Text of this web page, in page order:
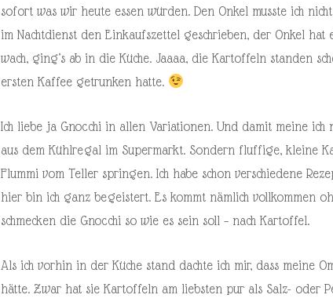
sofort was wir heute essen würden. Den Onkel musste ich
im Nachtdienst den Einkaufszettel geschrieben, der Onkel
wach, ging’s ab in die Küche. Jaaaa, die Kartoffeln standen
ersten Kaffee getrunken hatte.
Ich liebe ja Gnocchi in allen Variationen. Und damit meine
aus dem Kühlregal im Supermarkt. Sondern fluffige, kleine
Flummi vom Teller springen. Ich habe schon verschiedene
hier bin ich ganz begeistert. Es kommt nämlich vollkommen
schmecken die Gnocchi so wie es sein soll – nach Kartoffel.
Als ich vorhin in der Küche stand dachte ich mir, dass meine
hätte. Zwar hat sie Kartoffeln am liebsten pur als Salz- oder